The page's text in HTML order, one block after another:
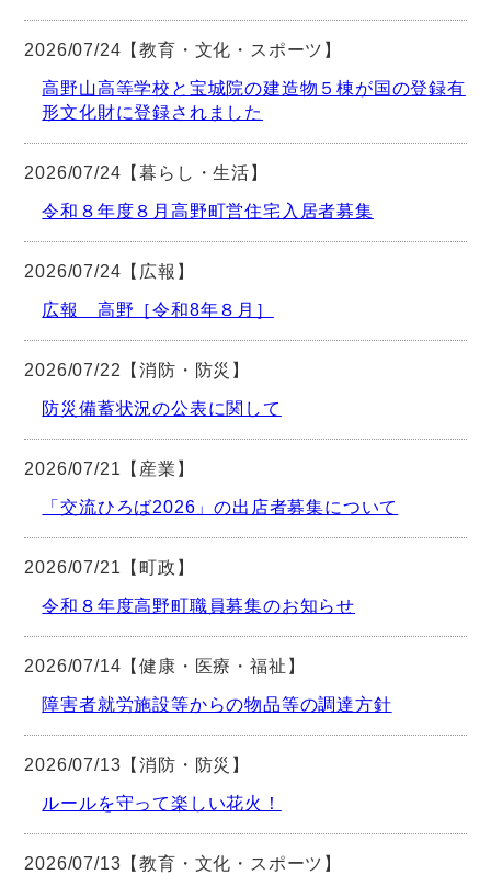
2026/07/24【教育・文化・スポーツ】
高野山高等学校と宝城院の建造物５棟が国の登録有
形文化財に登録されました
2026/07/24【暮らし・生活】
令和８年度８月高野町営住宅入居者募集
2026/07/24【広報】
広報 高野［令和8年８月］
2026/07/22【消防・防災】
防災備蓄状況の公表に関して
2026/07/21【産業】
「交流ひろば2026」の出店者募集について
2026/07/21【町政】
令和８年度高野町職員募集のお知らせ
2026/07/14【健康・医療・福祉】
障害者就労施設等からの物品等の調達方針
2026/07/13【消防・防災】
ルールを守って楽しい花火！
2026/07/13【教育・文化・スポーツ】